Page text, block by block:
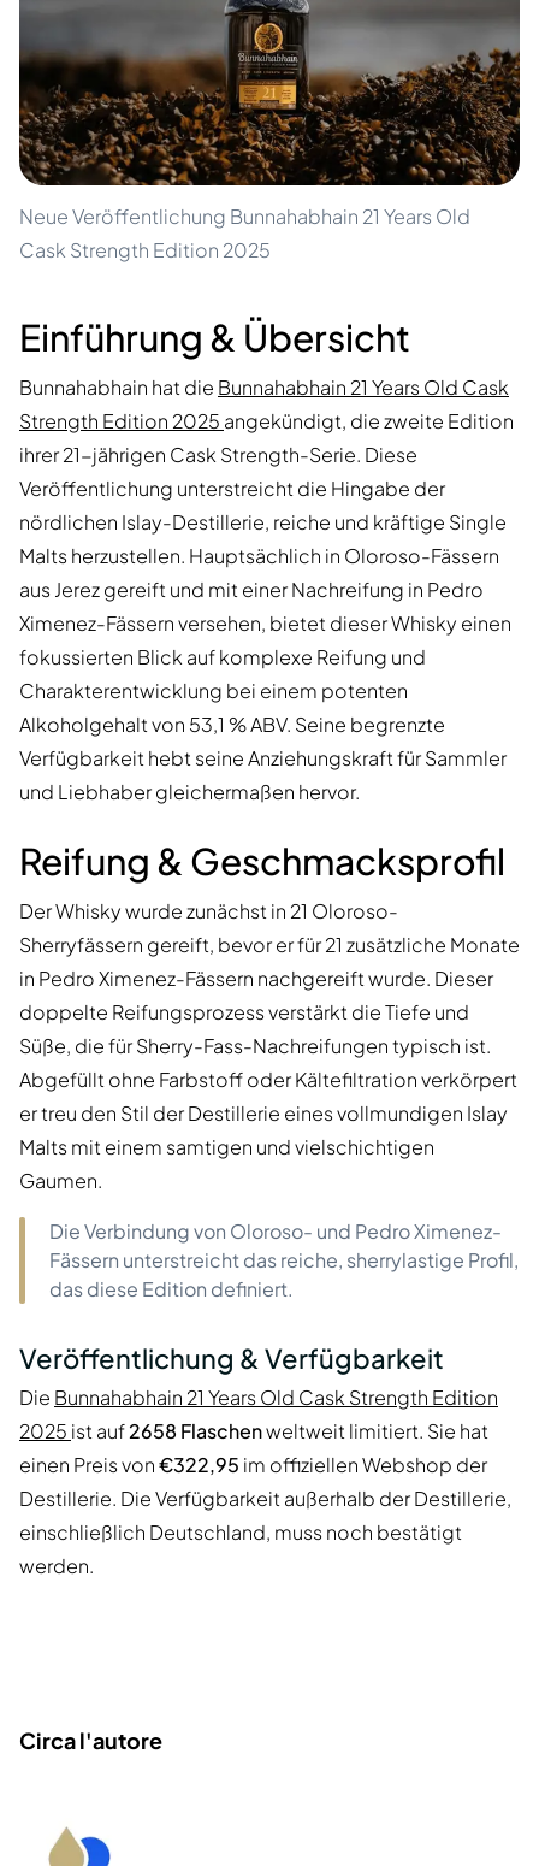
Neue Veröffentlichung Bunnahabhain 21 Years Old
Cask Strength Edition 2025
Einführung & Übersicht
Bunnahabhain hat die Bunnahabhain 21 Years Old Cask
Strength Edition 2025 angekündigt, die zweite Edition
ihrer 21-jährigen Cask Strength-Serie. Diese
Veröffentlichung unterstreicht die Hingabe der
nördlichen Islay-Destillerie, reiche und kräftige Single
Malts herzustellen. Hauptsächlich in Oloroso-Fässern
aus Jerez gereift und mit einer Nachreifung in Pedro
Ximenez-Fässern versehen, bietet dieser Whisky einen
fokussierten Blick auf komplexe Reifung und
Charakterentwicklung bei einem potenten
Alkoholgehalt von 53,1 % ABV. Seine begrenzte
Verfügbarkeit hebt seine Anziehungskraft für Sammler
und Liebhaber gleichermaßen hervor.
Reifung & Geschmacksprofil
Der Whisky wurde zunächst in 21 Oloroso-
Sherryfässern gereift, bevor er für 21 zusätzliche Monate
in Pedro Ximenez-Fässern nachgereift wurde. Dieser
doppelte Reifungsprozess verstärkt die Tiefe und
Süße, die für Sherry-Fass-Nachreifungen typisch ist.
Abgefüllt ohne Farbstoff oder Kältefiltration verkörpert
er treu den Stil der Destillerie eines vollmundigen Islay
Malts mit einem samtigen und vielschichtigen
Gaumen.
Die Verbindung von Oloroso- und Pedro Ximenez-
Fässern unterstreicht das reiche, sherrylastige Profil,
das diese Edition definiert.
Veröffentlichung & Verfügbarkeit
Die Bunnahabhain 21 Years Old Cask Strength Edition
2025 ist auf2658 Flaschenweltweit limitiert. Sie hat
einen Preis von€322,95 im offiziellen Webshop der
Destillerie. Die Verfügbarkeit außerhalb der Destillerie,
einschließlich Deutschland, muss noch bestätigt
werden.
Circa l'autore